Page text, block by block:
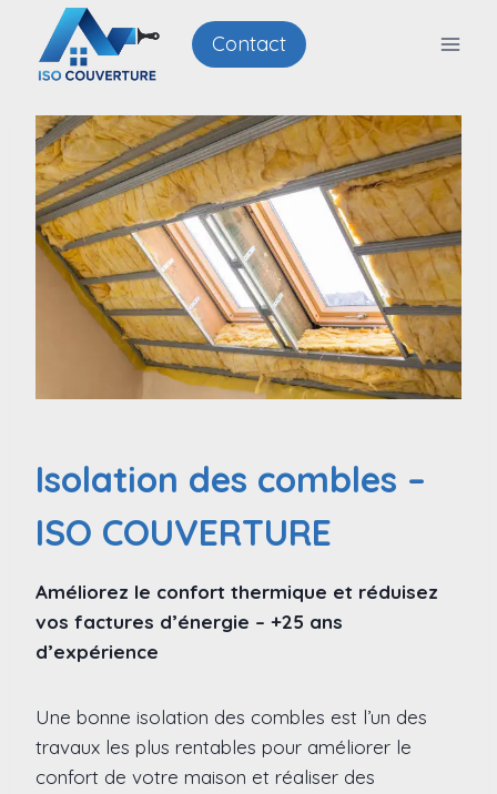
contenu
Contact
Isolation des combles –
ISO COUVERTURE
Améliorez le confort thermique et réduisez
vos factures d’énergie – +25 ans
d’expérience
Une bonne isolation des combles est l’un des
travaux les plus rentables pour améliorer le
confort de votre maison et réaliser des